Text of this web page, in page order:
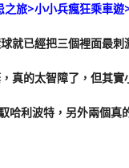
之旅>小小兵瘋狂乘車
就已經把三個裡面最刺
真的太智障了，但其
哈利波特，另外兩個真